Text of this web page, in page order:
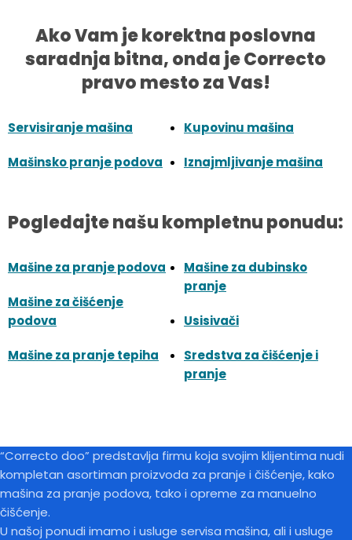
Ako Vam je korektna poslovna
saradnja bitna, onda je Correcto
pravo mesto za Vas!
Servisiranje mašina
Mašinsko pranje podova
Kupovinu mašina
Iznajmljivanje mašina
Pogledajte našu kompletnu ponudu:
Mašine za pranje podova
Mašine za čišćenje
podova
Mašine za pranje tepiha
Mašine za dubinsko
pranje
Usisivači
Sredstva za čišćenje i
pranje
“Correcto doo” predstavlja firmu koja svojim klijentima nudi
kompletan asortiman proizvoda za pranje i čišćenje, kako
mašina za pranje podova, tako i opreme za manuelno
čišćenje.
U našoj ponudi imamo i usluge servisa mašina, ali i usluge